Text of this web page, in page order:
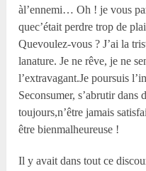
àl’ennemi… Oh ! je vous
quec’était perdre trop de
Quevoulez-vous ? J’ai la
lanature. Je ne rêve, je ne
l’extravagant.Je poursuis
Seconsumer, s’abrutir dans
toujours,n’être jamais
être bienmalheureuse !
Il y avait dans tout ce